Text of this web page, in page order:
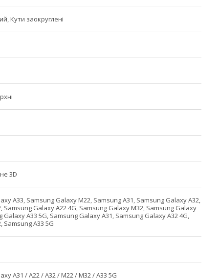
Кути заокруглені
3D
A33, Samsung Galaxy M22, Samsung A31, Samsung Galaxy A32,
Samsung Galaxy A22 4G, Samsung Galaxy M32, Samsung Galaxy
Galaxy A33 5G, Samsung Galaxy A31, Samsung Galaxy A32 4G,
Samsung A33 5G
A31 / A22 / A32 / M22 / M32 / A33 5G